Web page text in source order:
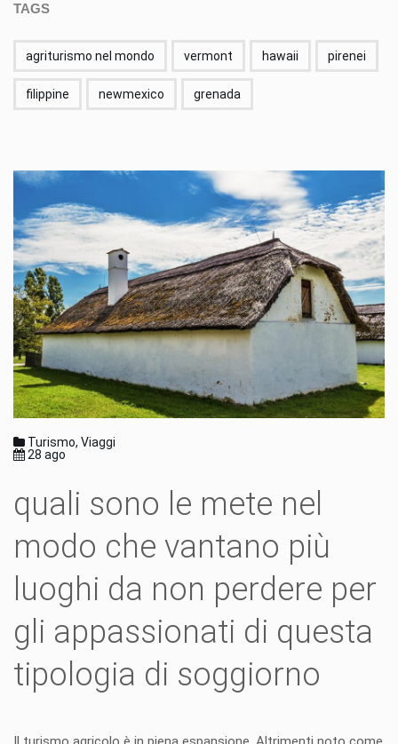
TAGS
agriturismo nel mondo vermont hawaii pirenei
filippine newmexico grenada
Turismo, Viaggi
28 ago
quali sono le mete nel
modo che vantano più
luoghi da non perdere per
gli appassionati di questa
tipologia di soggiorno